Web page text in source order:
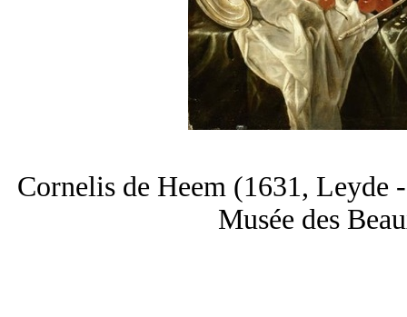
Cornelis de Heem (1631, Leyde
Musée des